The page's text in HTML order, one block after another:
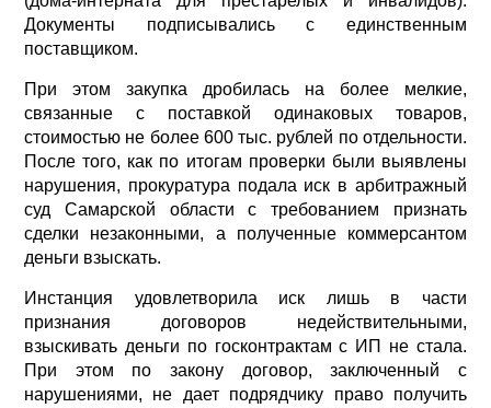
Документы подписывались с единственным
поставщиком.
При этом закупка дробилась на более мелкие,
связанные с поставкой одинаковых товаров,
стоимостью не более 600 тыс. рублей по отдельности.
После того, как по итогам проверки были выявлены
нарушения, прокуратура подала иск в арбитражный
суд Самарской области с требованием признать
сделки незаконными, а полученные коммерсантом
деньги взыскать.
Инстанция удовлетворила иск лишь в части
признания договоров недействительными,
взыскивать деньги по госконтрактам с ИП не стала.
При этом по закону договор, заключенный с
нарушениями, не дает подрядчику право получить